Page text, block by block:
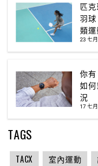
匹
羽
類運
23 七
你
如
況
17 七
TAGS
TACX 室內運動